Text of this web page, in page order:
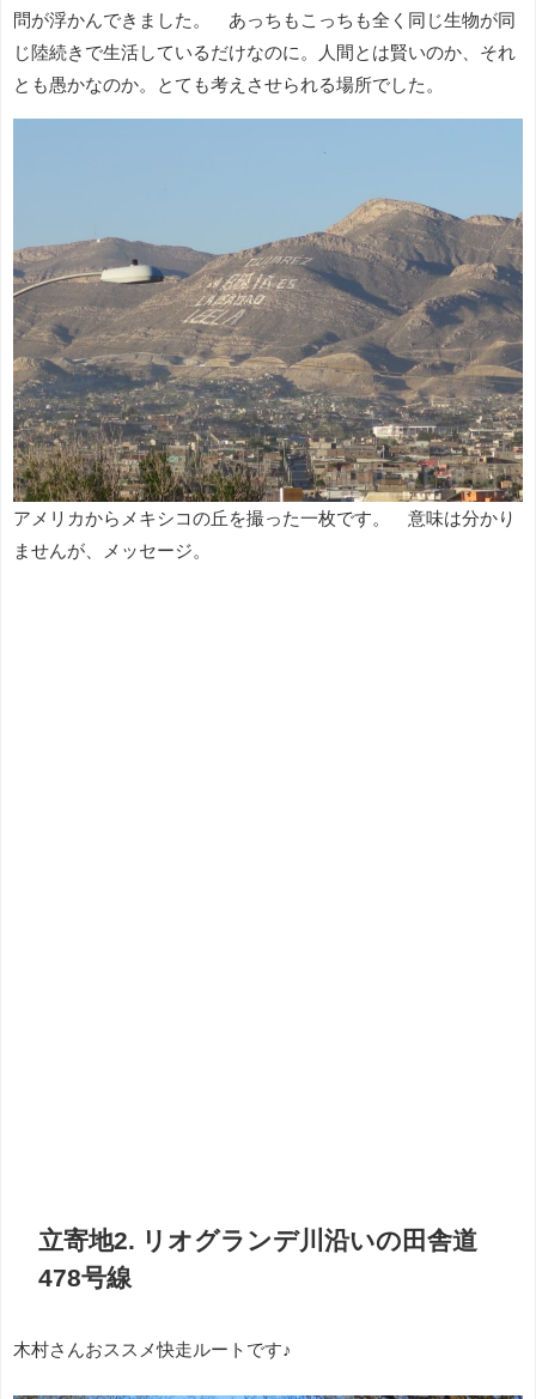
問が浮かんできました。 あっちもこっちも全く同じ生物が同
じ陸続きで生活しているだけなのに。人間とは賢いのか、それ
とも愚かなのか。とても考えさせられる場所でした。
アメリカからメキシコの丘を撮った一枚です。 意味は分かり
ませんが、メッセージ。
立寄地2. リオグランデ川沿いの田舎道
478号線
木村さんおススメ快走ルートです♪